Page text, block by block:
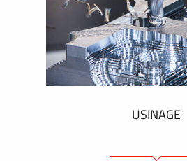
USINAGE